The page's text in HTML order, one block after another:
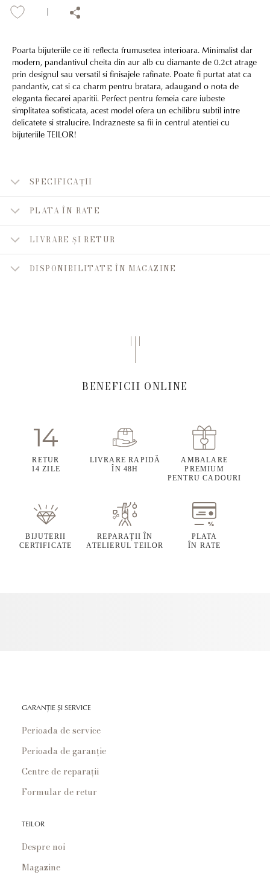
Poarta bijuteriile ce iti reflecta frumusetea interioara. Minimalist dar
modern, pandantivul cheita din aur alb cu diamante de 0.2ct atrage
prin designul sau versatil si finisajele rafinate. Poate fi purtat atat ca
pandantiv, cat si ca charm pentru bratara, adaugand o nota de
eleganta fiecarei aparitii. Perfect pentru femeia care iubeste
simplitatea sofisticata, acest model ofera un echilibru subtil intre
delicatete si stralucire. Indrazneste sa fii in centrul atentiei cu
bijuteriile TEILOR!
SPECIFICAȚII
PLATA ÎN RATE
LIVRARE ȘI RETUR
DISPONIBILITATE ÎN MAGAZINE
BENEFICII ONLINE
RETUR
14 ZILE
LIVRARE RAPIDĂ
ÎN 48H
AMBALARE
PREMIUM
PENTRU CADOURI
BIJUTERII
CERTIFICATE
REPARAȚII ÎN
ATELIERUL TEILOR
PLATA
ÎN RATE
GARANȚIE ȘI SERVICE
Perioada de service
Perioada de garanție
Centre de reparații
Formular de retur
TEILOR
Despre noi
Magazine